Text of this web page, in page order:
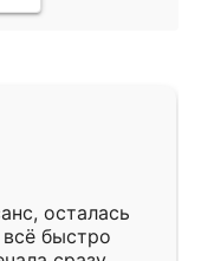
осталась
быстро